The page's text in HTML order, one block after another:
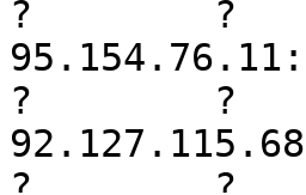
?        ?
?        ?